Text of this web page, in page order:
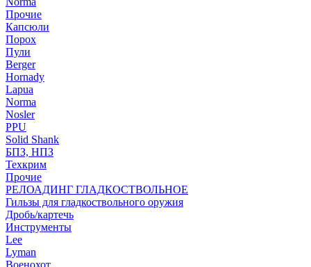
Прочие
Капсюли
Порох
Пули
Berger
Hornady
Lapua
Norma
Nosler
PPU
Solid Shank
БПЗ, НПЗ
Техкрим
Прочие
РЕЛОАДИНГ ГЛАДКОСТВОЛЬНОЕ
Гильзы для гладкоствольного оружия
Дробь/картечь
Инструменты
Lee
Lyman
Военохот